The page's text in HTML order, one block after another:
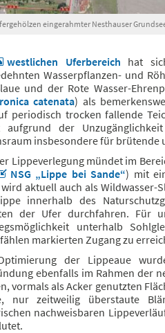
eingerahmter Nesthauser
westlichen Uferbereich hat
Wasserpflanzen- und
und der Rote Wasser-
catenata) als
periodisch trocken fallende
aufgrund der
insbesondere für brütende
Lippeverlegung mündet im
NSG „Lippe bei Sande“) mit
wird aktuell auch als
innerhalb des
der Ufer durchfahren. Für
unterhalb
markierten Zugang zu
der Lippeaue
ebenfalls im Rahmen der
vormals als Acker genutzten
nur zeitweilig überstaute
nachweisbaren